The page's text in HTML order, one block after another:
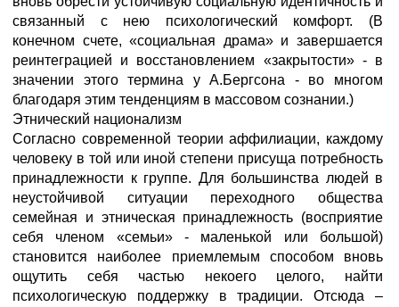
связанный с нею психологический комфорт. (В
конечном счете, «социальная драма» и завершается
реинтеграцией и восстановлением «закрытости» - в
значении этого термина у А.Бергсона - во многом
благодаря этим тенденциям в массовом сознании.)
Этнический национализм
Согласно современной теории аффилиации, каждому
человеку в той или иной степени присуща потребность
принадлежности к группе. Для большинства людей в
неустойчивой ситуации переходного общества
семейная и этническая принадлежность (восприятие
себя членом «семьи» - маленькой или большой)
становится наиболее приемлемым способом вновь
ощутить себя частью некоего целого, найти
психологическую поддержку в традиции. Отсюда –